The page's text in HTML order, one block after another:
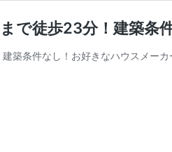
まで徒歩23分！建築条
建築条件なし！お好きなハウスメー